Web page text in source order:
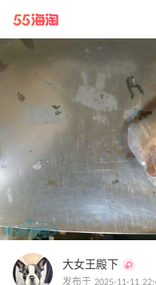
带你去官网买正品
大女王殿下
发布于 2025-11-11